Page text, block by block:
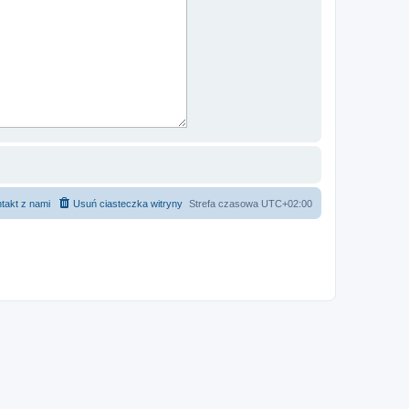
Strefa czasowa UTC+02:00
Usuń ciasteczka witryny
z nami